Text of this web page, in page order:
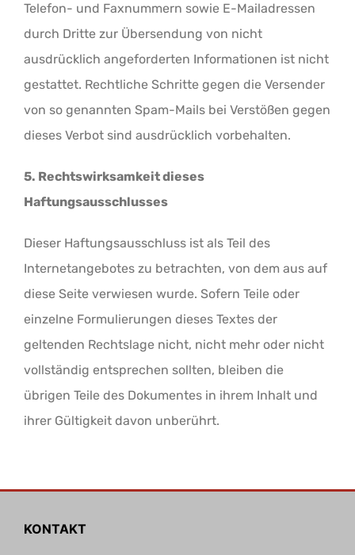
Telefon- und Faxnummern sowie E-Mailadressen
durch Dritte zur Übersendung von nicht
ausdrücklich angeforderten Informationen ist nicht
gestattet. Rechtliche Schritte gegen die Versender
von so genannten Spam-Mails bei Verstößen gegen
dieses Verbot sind ausdrücklich vorbehalten.
5. Rechtswirksamkeit dieses
Haftungsausschlusses
Dieser Haftungsausschluss ist als Teil des
Internetangebotes zu betrachten, von dem aus auf
diese Seite verwiesen wurde. Sofern Teile oder
einzelne Formulierungen dieses Textes der
geltenden Rechtslage nicht, nicht mehr oder nicht
vollständig entsprechen sollten, bleiben die
übrigen Teile des Dokumentes in ihrem Inhalt und
ihrer Gültigkeit davon unberührt.
KONTAKT